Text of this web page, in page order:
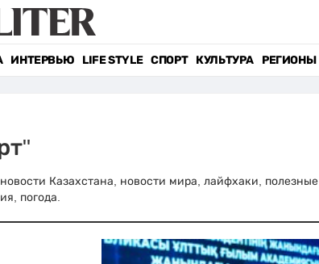
ИНТЕРВЬЮ LIFE STYLE СПОРТ КУЛЬТУРА РЕГИОНЫ
Казахстана, новости мира, лайфхаки, полезные
погода.